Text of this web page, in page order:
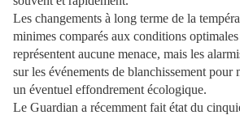
Les changements à long terme de la
minimes comparés aux conditions
représentent aucune menace, mais les
sur les événements de blanchissement pour
un éventuel effondrement écologique.
Le Guardian a récemment fait état du